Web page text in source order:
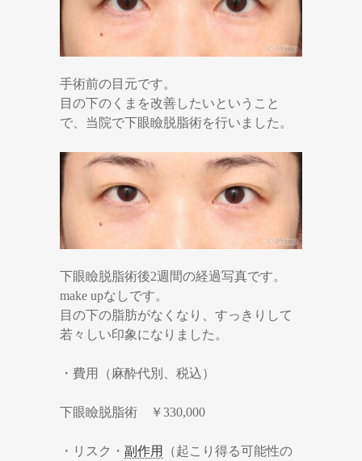
手術前の目元です。
目の下のくまを改善したいということ
で、当院で下眼瞼脱脂術を行いました。
下眼瞼脱脂術後2週間の経過写真です。
make upなしです。
目の下の脂肪がなくなり、すっきりして
若々しい印象になりました。
・費用（麻酔代別、税込）
下眼瞼脱脂術 ￥330,000
・リスク・ 副作用
（起こり得る可能性の